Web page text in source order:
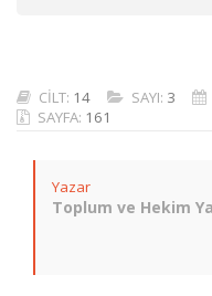
CİLT: 14 SAYI: 3
SAYFA: 161
Yazar
Toplum ve Hekim